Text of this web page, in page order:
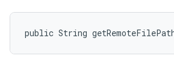
public String